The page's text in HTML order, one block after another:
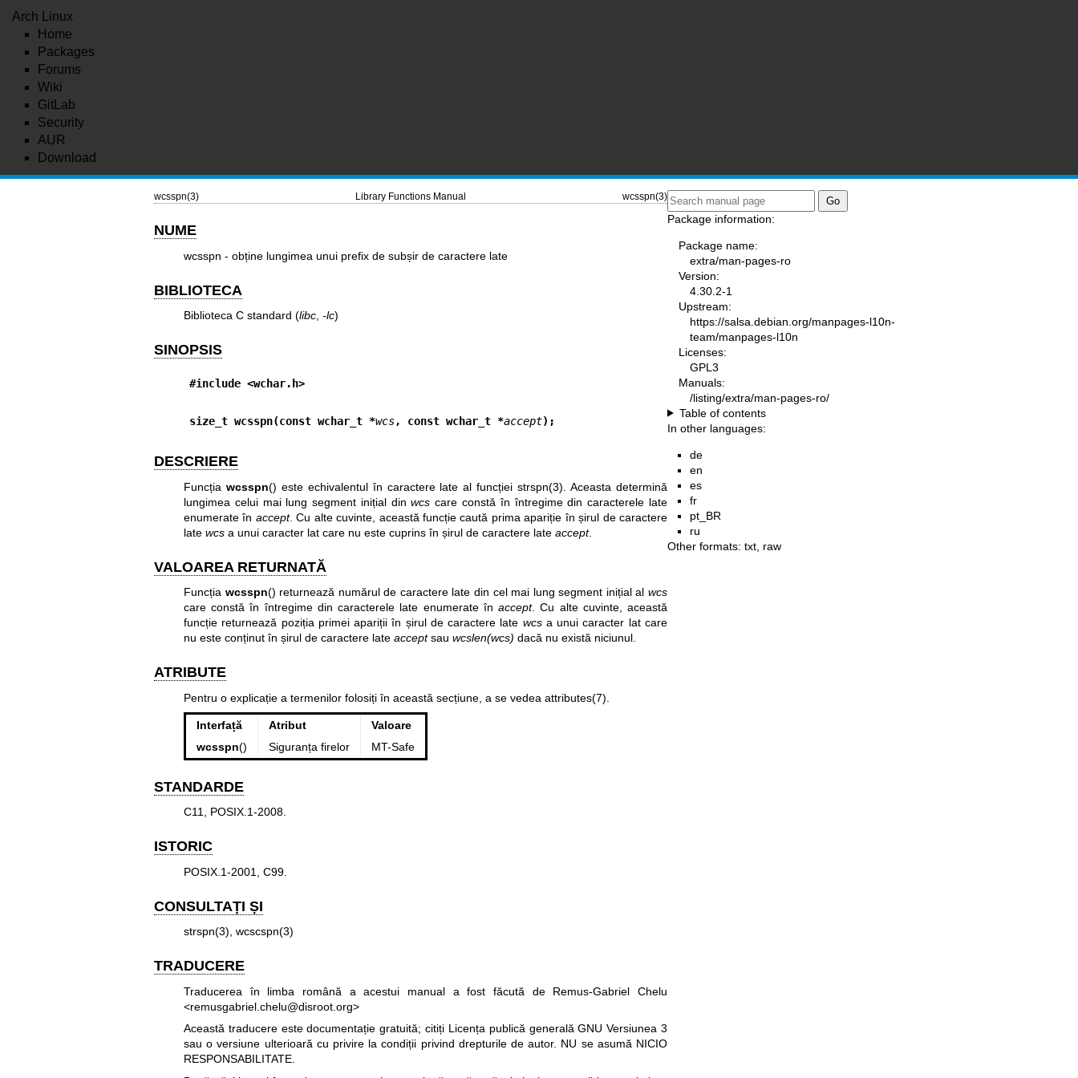
Arch Linux
Home
Packages
Forums
Wiki
GitLab
Security
AUR
Download
wcsspn(3) Library Functions Manual wcsspn(3)
NUME
wcsspn - obține lungimea unui prefix de subșir de caractere late
BIBLIOTECA
Biblioteca C standard (libc, -lc)
SINOPSIS
#include <wchar.h>
size_t wcsspn(const wchar_t *wcs, const wchar_t *accept);
DESCRIERE
Funcția wcsspn() este echivalentul în caractere late al funcțieistrspn(3) . Aceasta determină
lungimea celui mai lung segment inițial dinwcs care constă în întregime din caracterele late
enumerate în accept. Cu alte cuvinte, această funcție caută prima apariție în șirul de caractere
late wcsa unui caracter lat care nu este cuprins în șirul de caractere late accept.
VALOAREA RETURNATĂ
Funcția wcsspn() returnează numărul de caractere late din cel mai lung segment inițial alwcs
care constă în întregime din caracterele late enumerate înaccept. Cu alte cuvinte, această
funcție returnează poziția primei apariții în șirul de caractere late wcsa unui caracter lat care
nu este conținut în șirul de caractere late acceptsau wcslen(wcs) dacă nu există niciunul.
ATRIBUTE
Pentru o explicație a termenilor folosiți în această secțiune, a se vedea attributes(7)
Interfață Atribut
Valoare
wcsspn() Siguranța firelor MT-Safe
STANDARDE
C11, POSIX.1-2008.
ISTORIC
POSIX.1-2001, C99.
CONSULTAȚI ȘI
strspn(3), wcscspn(3)
TRADUCERE
Traducerea în limba română a acestui manual a fost făcută de Remus-Gabriel Chelu
<remusgabriel.chelu@disroot.org>
Această traducere este documentație gratuită; citiți Licența publică generală GNU Versiunea 3
sau o versiune ulterioară cu privire la condiții privind drepturile de autor. NU se asumă NICIO
RESPONSABILITATE.
Package information:
Package name:
extra/man-pages-ro
Version:
4.30.2-1
Upstream:
https://salsa.debian.org/manpages-l10n-
team/manpages-l10n
Licenses:
GPL3
Manuals:
/listing/extra/man-pages-ro/
Table of contents
In other languages:
de
en
es
fr
pt_BR
ru
Other formats: txt raw